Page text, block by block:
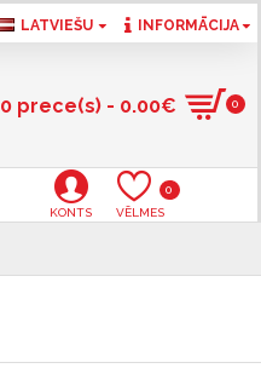
LATVIEŠU INFORMĀCIJA
0 prece(s) - 0.00€ 0
KONTS VĒLMES
0